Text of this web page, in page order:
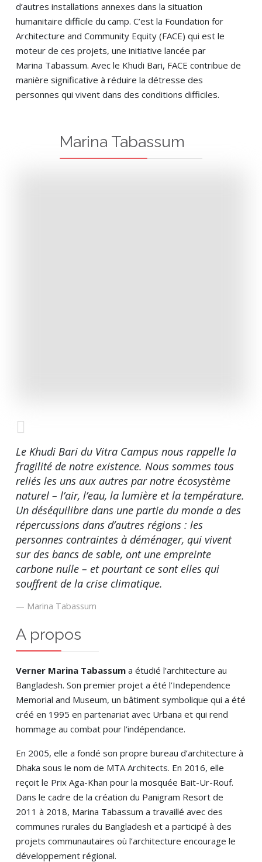
d’autres installations annexes dans la situation
humanitaire difficile du camp. C’est la Foundation for
Architecture and Community Equity (FACE) qui est le
moteur de ces projets, une initiative lancée par
Marina Tabassum. Avec le Khudi Bari, FACE contribue de
manière significative à réduire la détresse des
personnes qui vivent dans des conditions difficiles.
Marina Tabassum
Le Khudi Bari du Vitra Campus nous rappelle la
fragilité de notre existence. Nous sommes tous
reliés les uns aux autres par notre écosystème
naturel – l’air, l’eau, la lumière et la température.
Un déséquilibre dans une partie du monde a des
répercussions dans d’autres régions : les
personnes contraintes à déménager, qui vivent
sur des bancs de sable, ont une empreinte
carbone nulle – et pourtant ce sont elles qui
souffrent de la crise climatique.
Marina Tabassum
A propos
Verner Marina Tabassum a étudié l’architecture au
Bangladesh. Son premier projet a été l’Independence
Memorial and Museum, un bâtiment symbolique qui a été
créé en 1995 en partenariat avec Urbana et qui rend
hommage au combat pour l’indépendance.
En 2005, elle a fondé son propre bureau d’architecture à
Dhaka sous le nom de MTA Architects. En 2016, elle
reçoit le Prix Aga-Khan pour la mosquée Bait-Ur-Rouf.
Dans le cadre de la création du Panigram Resort de
2011 à 2018, Marina Tabassum a travaillé avec des
communes rurales du Bangladesh et a participé à des
projets communautaires où l’architecture encourage le
développement régional.